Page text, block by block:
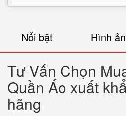
Nổi bật Hình
Tư Vấn Chọn
Quần Áo xuất
hãng